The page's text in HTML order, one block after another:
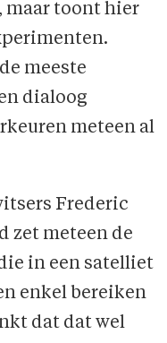
tot dan op
Tickets
maar toont hier
meeste
dialoog
meteen al
Frederic
zet meteen de
in een satelliet
enkel bereiken
dat dat wel